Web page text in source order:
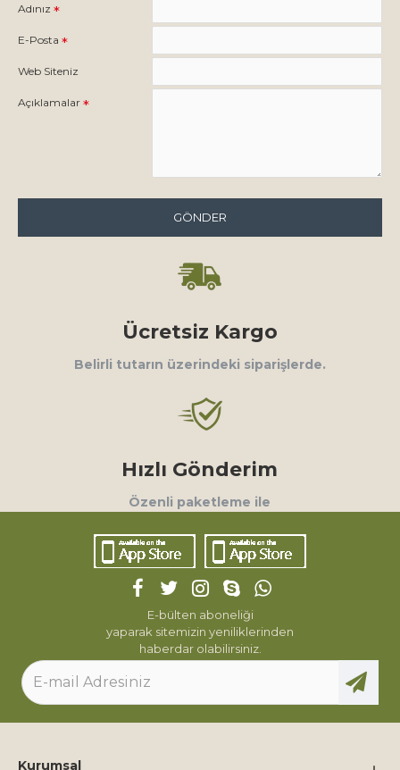
Adınız
E-Posta
Web Siteniz
Açıklamalar
GÖNDER
Ücretsiz Kargo
Belirli tutarın üzerindeki siparişlerde.
Hızlı Gönderim
Özenli paketleme ile
E-bülten aboneliği
yaparak sitemizin yeniliklerinden
haberdar olabilirsiniz.
Kurumsal